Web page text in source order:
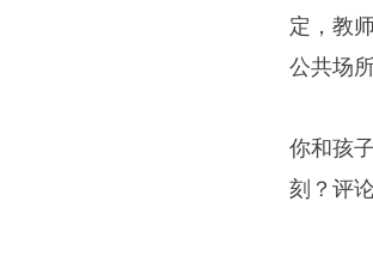
定，教
公共场
你和孩
刻？评